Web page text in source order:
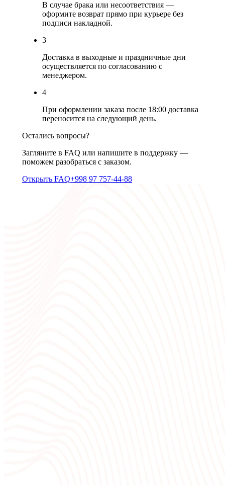
В случае брака или несоответствия —
оформите возврат прямо при курьере без
подписи накладной.
3
Доставка в выходные и праздничные дни
осуществляется по согласованию с
менеджером.
4
При оформлении заказа после 18:00 доставка
переносится на следующий день.
Остались вопросы?
Загляните в FAQ или напишите в поддержку —
поможем разобраться с заказом.
Открыть FAQ+998 97 757-44-88